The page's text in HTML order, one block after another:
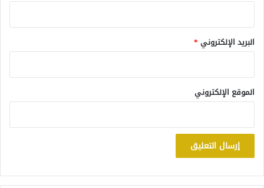
البريد الإلكتروني *
الموقع الإلكتروني